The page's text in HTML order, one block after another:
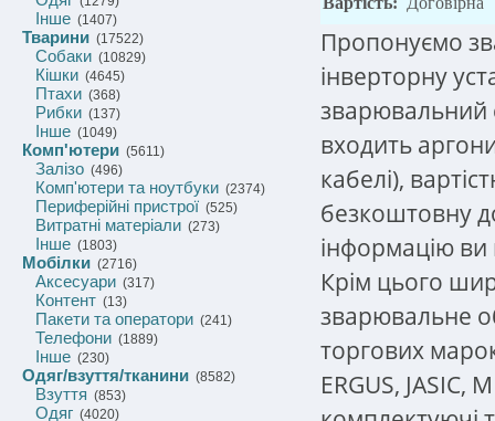
Інше (1407)
Тварини (17522)
Собаки (10829)
Кішки (4645)
Птахи (368)
Рибки (137)
Інше (1049)
Комп'ютери (5611)
Залізо (496)
Комп'ютери та ноутбуки (2374)
Периферійні пристрої (525)
Витратні матеріали (273)
Інше (1803)
Мобілки (2716)
Аксесуари (317)
Контент (13)
Пакети та оператори (241)
Телефони (1889)
Інше (230)
Одяг/взуття/тканини (8582)
Взуття (853)
Одяг (4020)
Пропонуємо
інверторну
зварювальний
входить
кабелі),
безкоштовну
інформацію
Крім цього
зварювальне
торгових
ERGUS, JASIC,